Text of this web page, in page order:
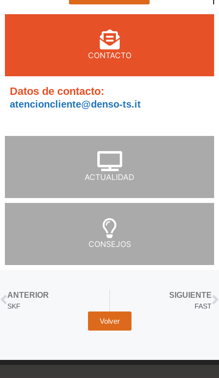
CONTACTO
ACTUALIDAD
CONSEJOS
Datos de contacto:
atencioncliente@denso-ts.it
ANTERIOR
SKF
SIGUIENTE
FAST
Volver